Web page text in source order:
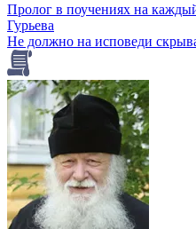
Пролог в поучениях на
Гурьева
Не должно на исповеди